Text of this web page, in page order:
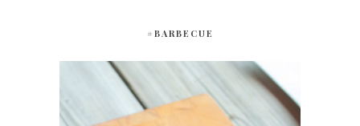
#BARBECUE